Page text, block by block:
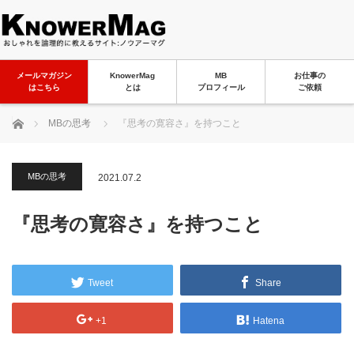
メールマガジン
はこちら
KnowerMag
とは
MB
プロフィール
お仕事の
ご依頼
ホーム MBの思考 『思考の寛容さ』を持つこと
MBの思考 2021.07.2
『思考の寛容さ』を持つこと
Tweet Share
+1 Hatena